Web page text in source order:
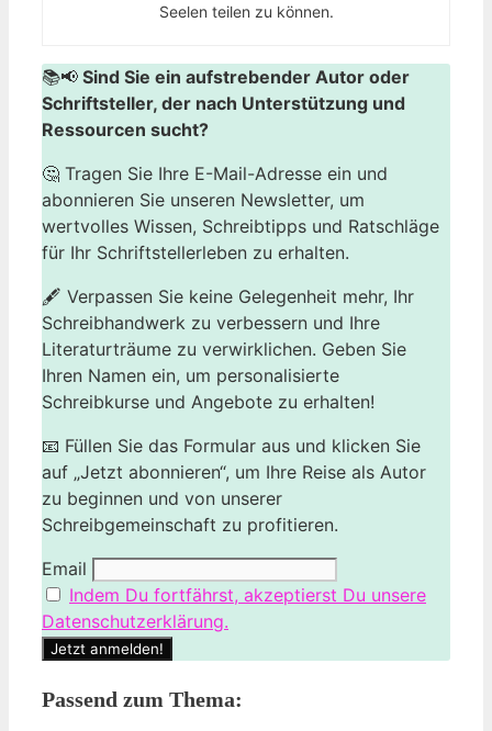
Seelen teilen zu können.
📚📢 Sind Sie ein aufstrebender Autor oder
Schriftsteller, der nach Unterstützung und
Ressourcen sucht?
🤔 Tragen Sie Ihre E-Mail-Adresse ein und
abonnieren Sie unseren Newsletter, um
wertvolles Wissen, Schreibtipps und Ratschläge
für Ihr Schriftstellerleben zu erhalten.
🖋️ Verpassen Sie keine Gelegenheit mehr, Ihr
Schreibhandwerk zu verbessern und Ihre
Literaturträume zu verwirklichen. Geben Sie
Ihren Namen ein, um personalisierte
Schreibkurse und Angebote zu erhalten!
📧 Füllen Sie das Formular aus und klicken Sie
auf „Jetzt abonnieren“, um Ihre Reise als Autor
zu beginnen und von unserer
Schreibgemeinschaft zu profitieren.
Email
Indem Du fortfährst, akzeptierst Du unsere
Datenschutzerklärung.
Passend zum Thema: